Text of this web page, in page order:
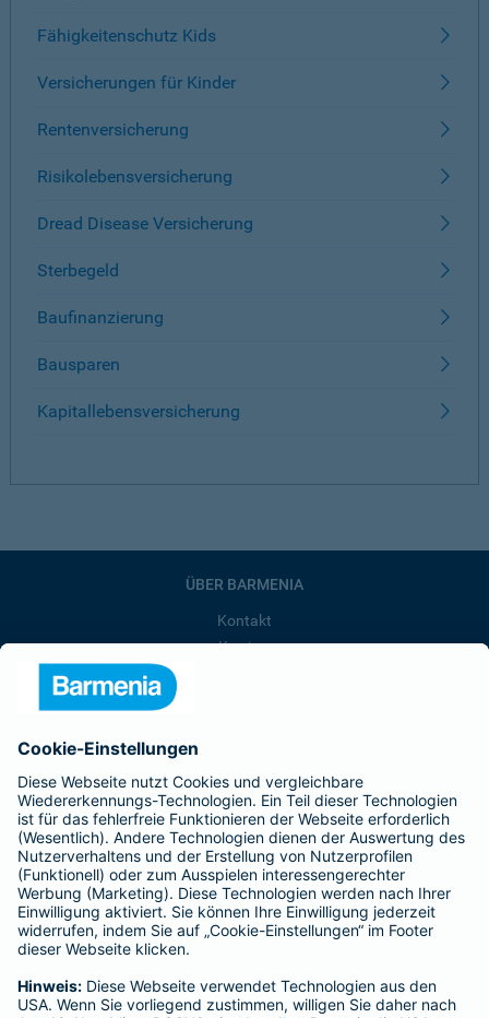
Fähigkeitenschutz Kids
Versicherungen für Kinder
Rentenversicherung
Risikolebensversicherung
Dread Disease Versicherung
Sterbegeld
Baufinanzierung
Bausparen
Kapitallebensversicherung
ÜBER BARMENIA
Kontakt
Karriere
Affiliate-Partner werden
Barmenia ist Teil der BarmeniaGothaer
BELIEBTE SEITEN
Kranken-Zusatzversicherung
Tierversicherungen
Haftpflichtversicherung
Hausratversicherung
SERVICE